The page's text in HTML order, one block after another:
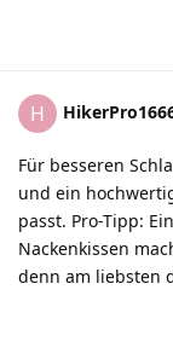
H
Für besseren
und ein
passt. Pro-Tipp:
Nackenkissen
denn am liebsten